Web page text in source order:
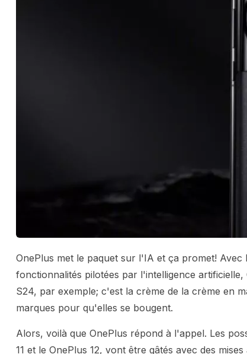
OnePlus met le paquet sur l'IA et ça promet!
fonctionnalités pilotées par l'intelligence
S24, par exemple; c'est la crème de la crème en
marques pour qu'elles se bougent.
Alors, voilà que OnePlus répond à l'appel. Les
11 et le OnePlus 12, vont être gâtés avec des